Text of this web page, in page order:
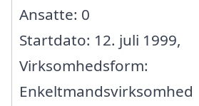
Ansatte: 0
Startdato: 12. juli 1999,
Virksomhedsform:
Enkeltmandsvirksomhed